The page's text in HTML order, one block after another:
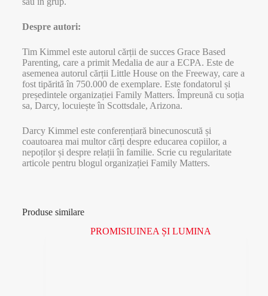
Despre autori:
Tim Kimmel este autorul cărții de succes Grace Based
Parenting, care a primit Medalia de aur a ECPA. Este de
asemenea autorul cărții Little House on the Freeway, care a
fost tipărită în 750.000 de exemplare. Este fondatorul și
președintele organizației Family Matters. Împreună cu soția
sa, Darcy, locuiește în Scottsdale, Arizona.
Darcy Kimmel este conferențiară binecunoscută și
coautoarea mai multor cărți despre educarea copiilor, a
nepoților și despre relații în familie. Scrie cu regularitate
articole pentru blogul organizației Family Matters.
Produse similare